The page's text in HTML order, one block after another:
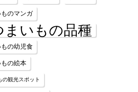
のマンガ
まいもの品種
の幼児食
の絵本
の観光スポット